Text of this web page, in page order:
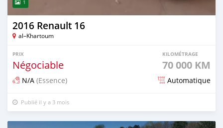
1
2016 Renault 16
al–Khartoum
PRIX
Négociable
KILOMÉTRAGE
70 000 KM
N/A (Essence) Automatique
Publié il y a 3 mois